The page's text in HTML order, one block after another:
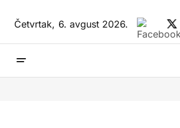
Četvrtak,6. avgust 2026.